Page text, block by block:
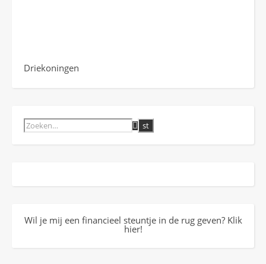
Driekoningen
Wil je mij een financieel steuntje in de rug geven? Klik
hier!